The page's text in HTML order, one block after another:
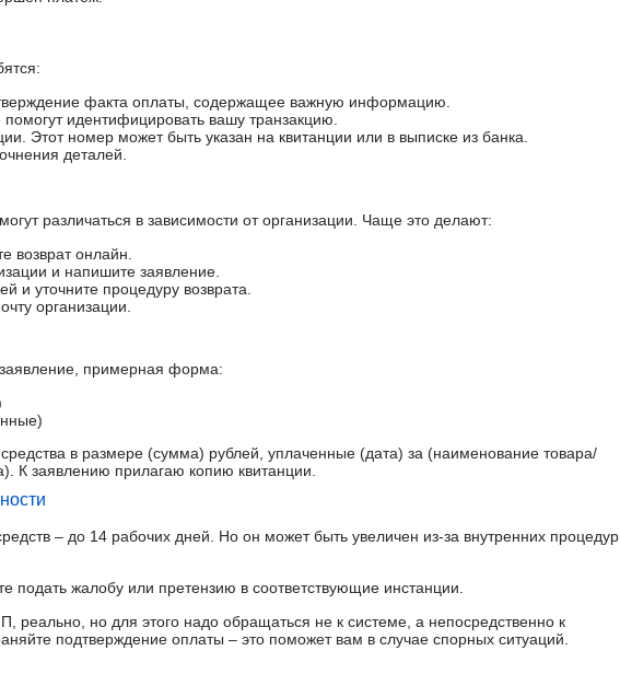
факта оплаты, содержащее важную информацию.
идентифицировать вашу транзакцию.
Этот номер может быть указан на квитанции или в выписке из банка.
деталей.
различаться в зависимости от организации. Чаще это делают:
возврат онлайн.
и напишите заявление.
и уточните процедуру возврата.
организации.
примерная форма:
в размере (сумма) рублей, уплаченные (дата) за (наименование товара/
К заявлению прилагаю копию квитанции.
– до 14 рабочих дней. Но он может быть увеличен из-за внутренних процедур,
подать жалобу или претензию в соответствующие инстанции.
реально, но для этого надо обращаться не к системе, а непосредственно к
подтверждение оплаты – это поможет вам в случае спорных ситуаций.